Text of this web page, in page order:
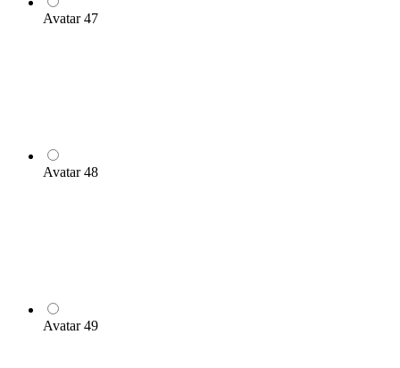
Avatar 47
Avatar 48
Avatar 49